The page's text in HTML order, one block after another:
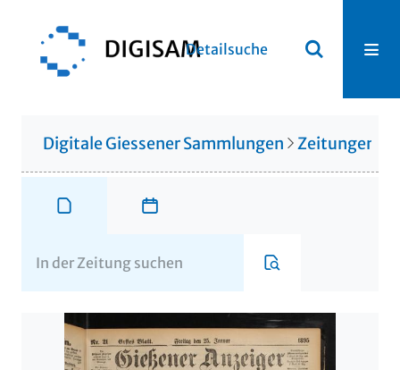
Detailsuche
Digitale Giessener Sammlungen Zeitungen